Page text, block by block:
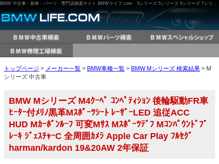
BMW 中古車・新車・パーツ・専門店検索サイト BMWライフ.com 3シリーズ 5シリーズ 6シリーズ 7シリーズ M3 M5 X3 X5 など
トップページ > メーカー一覧 > BMW車種一覧 > BMW Mシリーズ 検索結果 > M
シリーズ 中古車
BMW Mシリーズ M4ｸｰﾍﾟ ｺﾝﾍﾟﾃｨｼｮﾝ 後輪駆動FR車
ﾋｰﾀｰ付ﾒﾘﾉ黒革Mｽﾎﾟｰﾂｼｰﾄ ﾚｰｻﾞｰLED 追従ACC
HUD Mｶｰﾎﾞﾝﾙｰﾌ 可変Mｻｽ Mｽﾎﾟｰﾂﾃﾞﾌ Mｺﾝﾊﾟｳﾝﾄﾞﾌﾞ
ﾚｰｷ ｼﾞｪｽﾁｬｰC 全周囲ｶﾒﾗ Apple Car Play ﾌﾙｾｸﾞ
harman/kardon 19&20AW 2年保証